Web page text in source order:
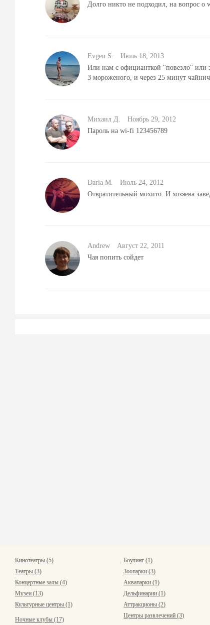
Долго никто не подходил, на вопрос о
Evgen S.
Июль 18, 2013
Или нам с официанткой "повезло" или
3 мороженого, и через 25 минут
Михаил Д.
Ноябрь 29, 2012
Пароль на wi-fi 123456789
Daria M.
Июль 24, 2012
Отвратительный мохито. И хозяева
Andrew
Август 22, 2011
Чая попить сойдет
Кинотеатры (5)
Театры (3)
Концертные залы (4)
Музеи (13)
Культурные центры (1)
Ночные клубы (17)
Боулинг (1)
Зоопарки (3)
Аквапарки (1)
Дельфинарии (1)
Аттракционы (2)
Центры развлечений (3)